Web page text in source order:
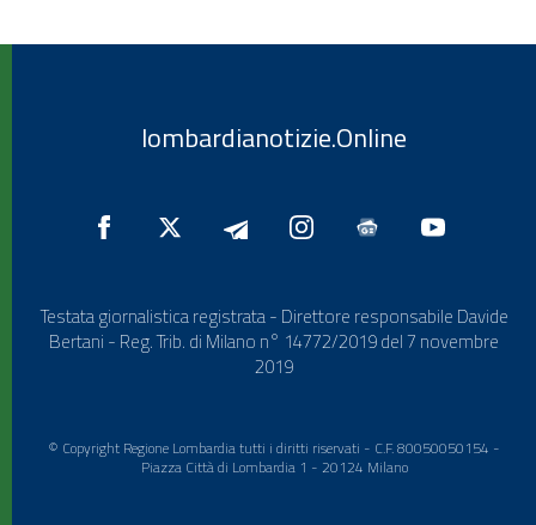
lombardianotizie.Online
Testata giornalistica registrata - Direttore responsabile Davide
Bertani - Reg. Trib. di Milano n° 14772/2019 del 7 novembre
2019
© Copyright Regione Lombardia tutti i diritti riservati - C.F. 80050050154 -
Piazza Città di Lombardia 1 - 20124 Milano